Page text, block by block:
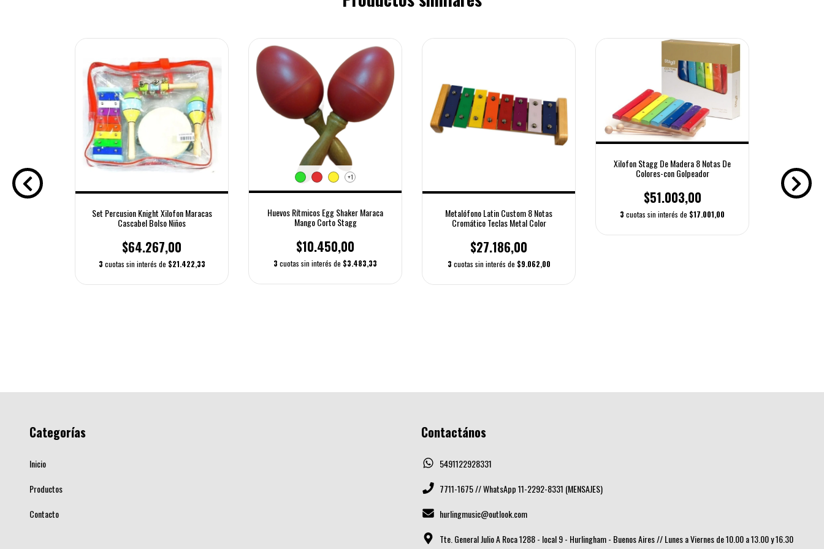
Set Percusion Knight Xilofon Maracas
Cascabel Bolso Niños
$64.267,00
3 cuotas sin interés de $21.422,33
+1
Huevos Rítmicos Egg Shaker Maraca
Mango Corto Stagg
$10.450,00
3 cuotas sin interés de $3.483,33
Metalófono Latin Custom 8 Notas
Cromático Teclas Metal Color
$27.186,00
3 cuotas sin interés de $9.062,00
Xilofon Stagg De Madera 8 Notas De
Colores-con Golpeador
$51.003,00
3 cuotas sin interés de $17.001,00
Categorías
Inicio
Productos
Contacto
Contactános
5491122928331
7711-1675 // WhatsApp 11-2292-8331 (MENSAJES)
hurlingmusic@outlook.com
Tte. General Julio A Roca 1288 - local 9 - Hurlingham - Buenos Aires // Lunes a Viernes de 10.00 a 13.00 y 16.30